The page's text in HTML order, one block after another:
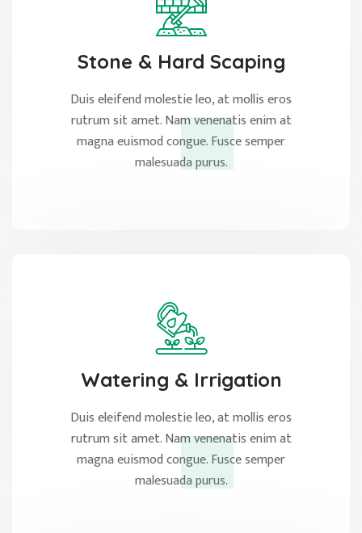
Stone & Hard Scaping
Duis eleifend molestie leo, at mollis eros
rutrum sit amet. Nam venenatis enim at
magna euismod congue. Fusce semper
malesuada purus.
Watering & Irrigation
Duis eleifend molestie leo, at mollis eros
rutrum sit amet. Nam venenatis enim at
magna euismod congue. Fusce semper
malesuada purus.